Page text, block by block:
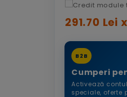
291.70 Lei
B2B
Cumperi
Activează
speciale, oferte